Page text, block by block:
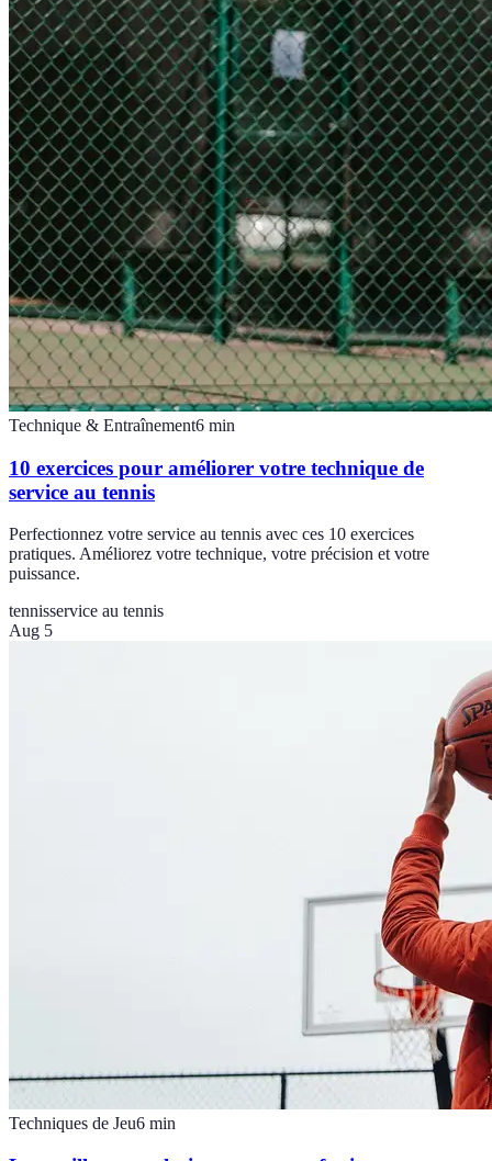
Technique & Entraînement6 min
10 exercices pour améliorer votre technique de
service au tennis
Perfectionnez votre service au tennis avec ces 10 exercices
pratiques. Améliorez votre technique, votre précision et votre
puissance.
tennisservice au tennis
Aug 5
Techniques de Jeu6 min